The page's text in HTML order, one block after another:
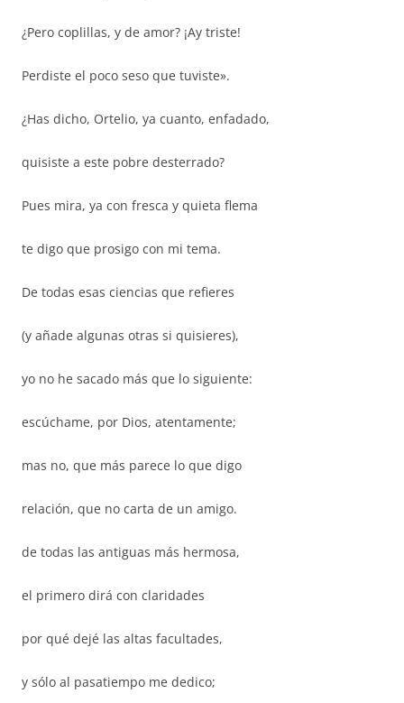
¿Pero coplillas, y de amor? ¡Ay triste!
Perdiste el poco seso que tuviste».
¿Has dicho, Ortelio, ya cuanto, enfadado,
quisiste a este pobre desterrado?
Pues mira, ya con fresca y quieta flema
te digo que prosigo con mi tema.
De todas esas ciencias que refieres
(y añade algunas otras si quisieres),
yo no he sacado más que lo siguiente:
escúchame, por Dios, atentamente;
mas no, que más parece lo que digo
relación, que no carta de un amigo.
de todas las antiguas más hermosa,
el primero dirá con claridades
por qué dejé las altas facultades,
y sólo al pasatiempo me dedico;